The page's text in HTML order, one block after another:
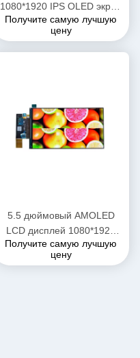
1080*1920 IPS OLED экран
MIPI интерфейс с Oncell
емкостным сенсорным
Получите самую лучшую
цену
5.5 дюймовый AMOLED
LCD дисплей 1080*1920
IPS OLED экран 350cd/M2
Яркость
Получите самую лучшую
цену